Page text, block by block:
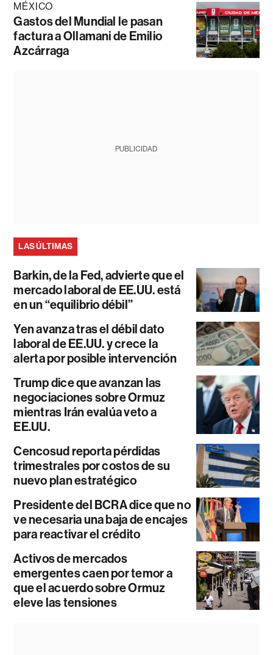
MÉXICO
Gastos del Mundial le pasan
factura a Ollamani de Emilio
Azcárraga
PUBLICIDAD
LAS ÚLTIMAS
Barkin, de la Fed, advierte que el
mercado laboral de EE.UU. está
en un “equilibrio débil”
Yen avanza tras el débil dato
laboral de EE.UU. y crece la
alerta por posible intervención
Trump dice que avanzan las
negociaciones sobre Ormuz
mientras Irán evalúa veto a
EE.UU.
Cencosud reporta pérdidas
trimestrales por costos de su
nuevo plan estratégico
Presidente del BCRA dice que no
ve necesaria una baja de encajes
para reactivar el crédito
Activos de mercados
emergentes caen por temor a
que el acuerdo sobre Ormuz
eleve las tensiones